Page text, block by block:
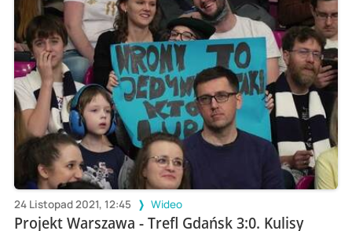
24 Listopad 2021, 12:45 Wideo
Projekt Warszawa - Trefl Gdańsk 3:0. Kulisy